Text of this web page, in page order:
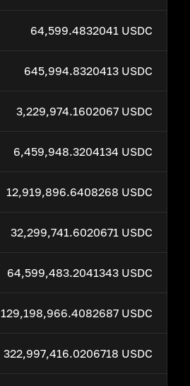
64,599.4832041 USDC
645,994.8320413 USDC
3,229,974.1602067 USDC
6,459,948.3204134 USDC
12,919,896.6408268 USDC
32,299,741.6020671 USDC
64,599,483.2041343 USDC
129,198,966.4082687 USDC
322,997,416.0206718 USDC